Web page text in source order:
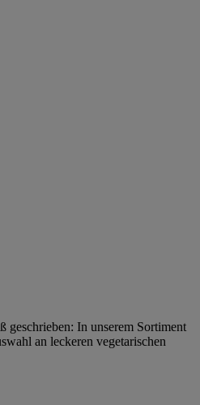
geschrieben: In unserem Sortiment
an leckeren vegetarischen